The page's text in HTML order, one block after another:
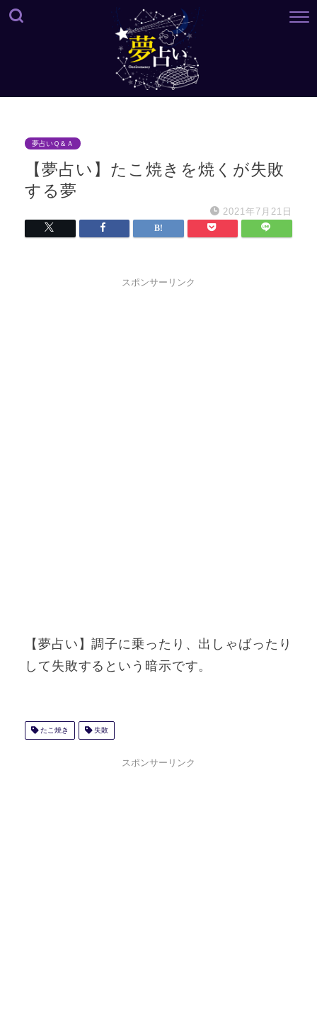
夢占いＱ＆Ａ
【夢占い】たこ焼きを焼くが失敗
する夢
2021年7月21日
スポンサーリンク
【夢占い】調子に乗ったり、出しゃばったり
して失敗するという暗示です。
たこ焼き 失敗
スポンサーリンク